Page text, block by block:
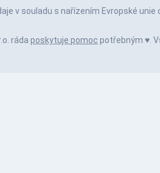
v souladu s nařízením Evropské unie
ráda poskytuje pomoc potřebným ♥️.